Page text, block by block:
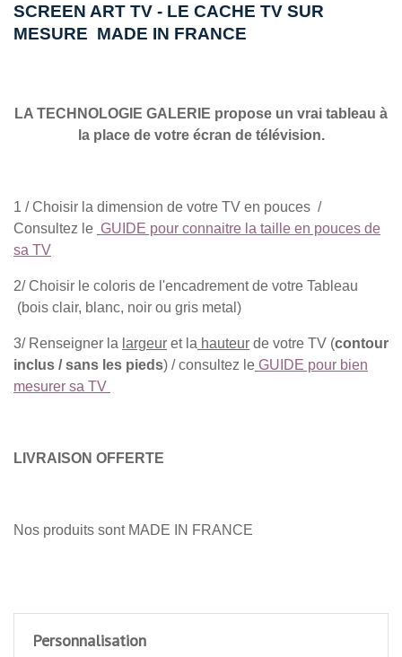
SCREEN ART TV - LE CACHE TV SUR
MESURE MADE IN FRANCE
LA TECHNOLOGIE GALERIE propose un vrai tableau à
la place de votre écran de télévision.
1 / Choisir la dimension de votre TV en pouces /
Consultez le GUIDE pour connaitre la taille en pouces de
sa TV
2/ Choisir le coloris de l'encadrement de votre Tableau
(bois clair, blanc, noir ou gris metal)
3/ Renseigner la largeur et la hauteur de votre TV (contour
inclus / sans les pieds) / consultez le GUIDE pour bien
mesurer sa TV
LIVRAISON OFFERTE
Nos produits sont MADE IN FRANCE
Personnalisation